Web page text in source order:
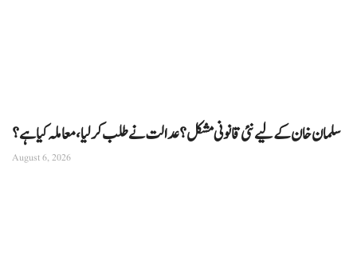
سلمان خان کے لیے نئی قانونی مشکل؟ عدالت نے طلب کرلیا، معاملہ کیا ہے؟
August 6, 2026